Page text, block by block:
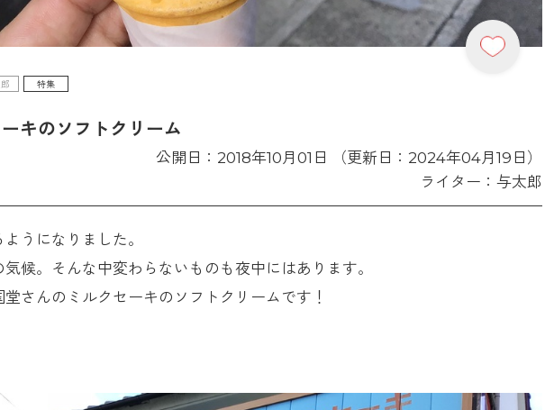
特集
キのソフトクリーム
公開日：2018年10月01日 （更新日：2024年04月19日）
ライター：与太郎
うになりました。
候。そんな中変わらないものも夜中にはあります。
さんのミルクセーキのソフトクリームです！